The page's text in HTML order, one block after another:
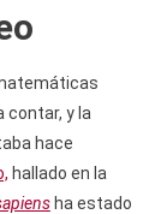
contar, y la
hace
hallado en la
ha estado